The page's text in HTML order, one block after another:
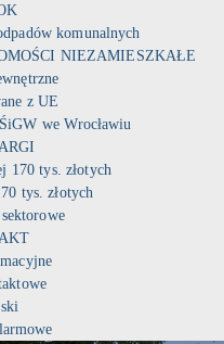
komunalnych
NIEZAMIESZKAŁE
z UE
we Wrocławiu
170 tys. złotych
tys. złotych